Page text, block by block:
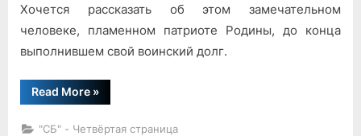
Хочется рассказать об этом замечательном
человеке, пламенном патриоте Родины, до конца
выполнившем свой воинский долг.
Read More“Подруги
мои
»
"СБ" - Четвёртая страница